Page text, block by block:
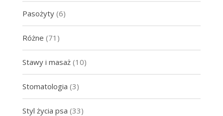
Pasożyty(6)
Różne (71)
Stawy i masaż(10)
Stomatologia (3)
Styl życia psa (33)